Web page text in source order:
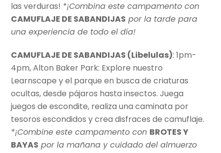
las verduras! *¡Combina este campamento con
CAMUFLAJE DE SABANDIJAS por la tarde para
una experiencia de todo el día!
CAMUFLAJE DE SABANDIJAS (Libelulas): 1pm-
4pm, Alton Baker Park: Explore nuestro
Learnscape y el parque en busca de criaturas
ocultas, desde pájaros hasta insectos. Juega
juegos de escondite, realiza una caminata por
tesoros escondidos y crea disfraces de camuflaje.
*¡Combine este campamento con BROTES Y
BAYAS por la mañana y cuidado del almuerzo